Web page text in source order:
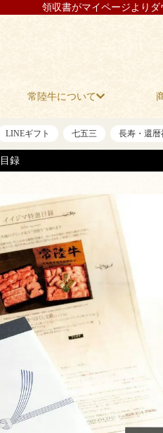
領収書がマイページより
常陸牛について
LINEギフト 七五三 長寿・還暦
録